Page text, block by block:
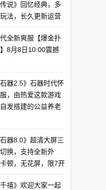
传说》回忆经典，多
法，长久更新运营
全新爽服【爆金扑
8月8日10:00震撼
石器2.5》石器时代怀
服，由热爱这款游戏
发搭建的公益养老
石器8.0》超清大屏三
换，支持全新外
顿，无花屏，限7开
千禧》欢迎大家一起